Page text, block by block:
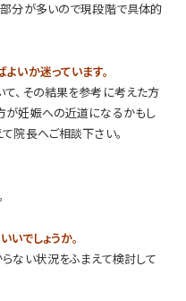
部分が多いので現段階で具体的
いか迷っています。
その結果を参考に考えた方
が妊娠への近道になるかもし
院長へご相談下さい。
でしょうか。
い状況をふまえて検討して